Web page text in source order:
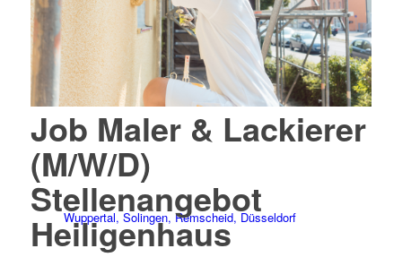
Stellenangebote
Wuppertal, Solingen, Remscheid, Düsseldorf
Job Maler & Lackierer
(M/W/D)
Stellenangebot
Heiligenhaus